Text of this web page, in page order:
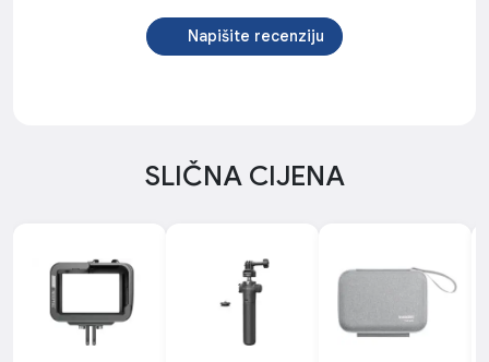
Napišite recenziju
SLIČNA CIJENA